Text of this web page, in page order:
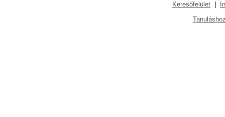
Keresőfelület